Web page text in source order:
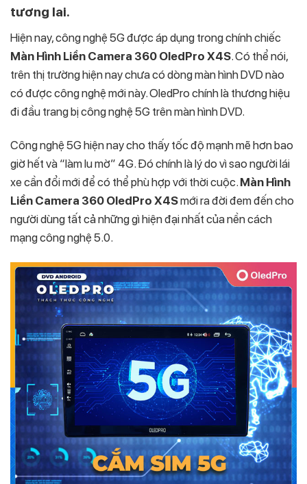
tương lai.
Hiện nay, công nghệ 5G được áp dụng trong chính chiếc
Màn Hình Liền Camera 360 OledPro X4S. Có thể nói,
trên thị trường hiện nay chưa có dòng màn hình DVD nào
có được công nghệ mới này. OledPro chính là thương hiệu
đi đầu trang bị công nghệ 5G trên màn hình DVD.
Công nghệ 5G hiện nay cho thấy tốc độ mạnh mẽ hơn bao
giờ hết và “làm lu mờ” 4G. Đó chính là lý do vì sao người lái
xe cần đổi mới để có thể phù hợp với thời cuộc. Màn Hình
Liền Camera 360 OledPro X4Smới ra đời đem đến cho
người dùng tất cả những gì hiện đại nhất của nền cách
mạng công nghệ 5.0.